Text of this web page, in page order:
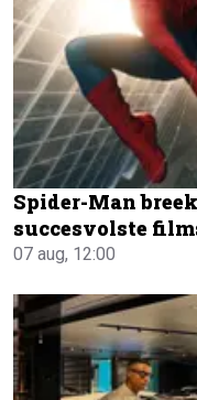
Spider-Man
succesvolste
07 aug, 12:00